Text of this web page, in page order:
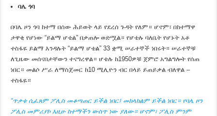
ባሌ ጎባ
በባሌ ዞን ጎባ ከተማ በሰው ሕይወት ላይ የደረሰ ጉዳት የለም። ሆኖም፣ በከተማዋ
ታዋቂ የሆነው “ይልማ ሆቴል” በቃጠሎ ወድሟል። የሆቴሉ ባለቤት የሆኑት አቶ
ተስፋዬ ይልማ እንዳሉት “ይልማ ሆቴል” 33 ቋሚ ሠራተኞች ነበሩት። ሠራተኞቹ
ለጊዜው መሰናበታቸውን ተናግረዋል። ሆቴሉ ከ1950ዎቹ ጀምሮ አግልግሎት የሰጠ
ነበር። መልሶ ሥራ ለማስጀመር ከ10 ሚሊዮን ብር በላይ ይጠይቃል ብለዋል –
ተስፋዬ።
“ጥቃቱ ሲፈጸም ፖሊስ መቆጣጠር ይችል ነበር፤ መከላከልም ይችል ነበር። የባሌ ዞን
ፖሊስ መምሪያኮ እዚሁ ከተማችን ውስጥ ነው ያለው። ሆኖም፣ ፖሊስ ምንም